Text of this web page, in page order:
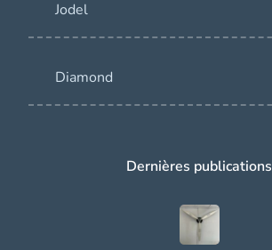
Jodel
Diamond
Dernières publications